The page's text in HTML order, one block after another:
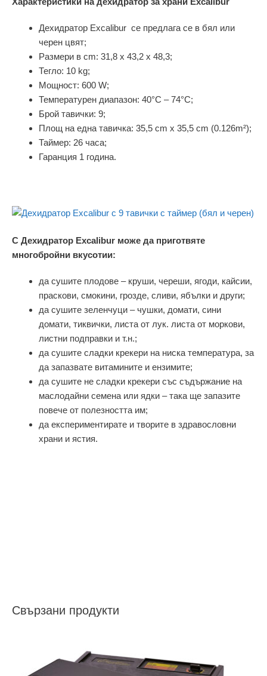
Дехидратор Еxcalibur се предлага се в бял или
черен цвят;
Размери в cm: 31,8 x 43,2 x 48,3;
Тегло: 10 kg;
Мощност: 600 W;
Температурен диапазон: 40°C – 74°C;
Брой тавички: 9;
Площ на една тавичка: 35,5 cm x 35,5 cm (0.126m²);
Таймер: 26 часа;
Гаранция 1 година.
С Дехидратор Excalibur може да приготвяте
многобройни вкусотии:
да сушите плодове – круши, череши, ягоди, кайсии,
праскови, смокини, грозде, сливи, ябълки и други;
да сушите зеленчуци – чушки, домати, сини
домати, тиквички, листа от лук. листа от моркови,
листни подправки и т.н.;
да сушите сладки крекери на ниска температура, за
да запазвате витамините и ензимите;
да сушите не сладки крекери със съдържание на
маслодайни семена или ядки – така ще запазите
повече от полезността им;
да експериментирате и творите в здравословни
храни и ястия.
Свързани продукти